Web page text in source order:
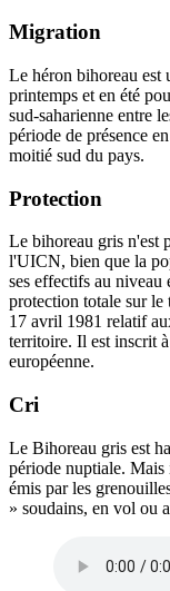
Migration
Le héron bihoreau est
printemps et en été
sud-saharienne entre
période de présence
moitié sud du pays.
Protection
Le bihoreau gris n'est
l'UICN, bien que la
ses effectifs au
protection totale sur
17 avril 1981 relatif
territoire. Il est inscrit
européenne.
Cri
Le Bihoreau gris est
période nuptiale. Mais
émis par les
» soudains, en vol ou